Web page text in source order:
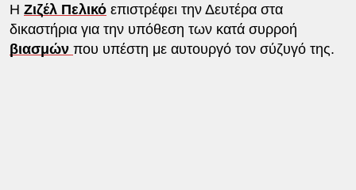
Η Ζιζέλ Πελικόεπιστρέφει την Δευτέρα στα
δικαστήρια για την υπόθεση των κατά συρροή
βιασμών που υπέστη με αυτουργό τον σύζυγό της.